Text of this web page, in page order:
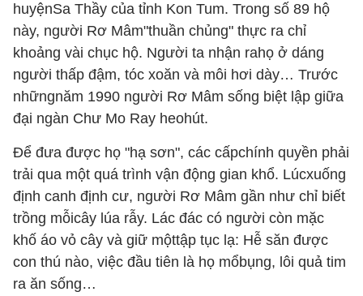
huyệnSa Thầy của tỉnh Kon Tum. Trong số 89 hộ
này, người Rơ Mâm"thuần chủng" thực ra chỉ
khoảng vài chục hộ. Người ta nhận rahọ ở dáng
người thấp đậm, tóc xoăn và môi hơi dày… Trước
nhữngnăm 1990 người Rơ Mâm sống biệt lập giữa
đại ngàn Chư Mo Ray heohút.
Để đưa được họ "hạ sơn", các cấpchính quyền phải
trải qua một quá trình vận động gian khổ. Lúcxuống
định canh định cư, người Rơ Mâm gần như chỉ biết
trồng mỗicây lúa rẫy. Lác đác có người còn mặc
khố áo vỏ cây và giữ mộttập tục lạ: Hễ săn được
con thú nào, việc đầu tiên là họ mổbụng, lôi quả tim
ra ăn sống…